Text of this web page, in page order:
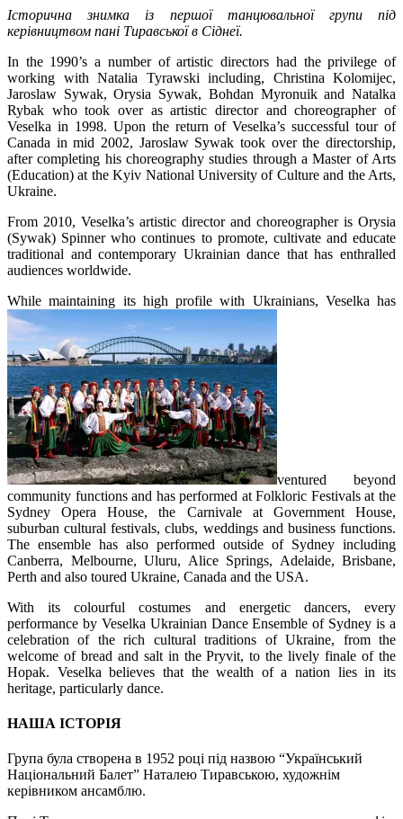
Iсторичнa знимкa із першої танцювальної групи під
керівництвом пані Тиравської в Сіднеї.
In the 1990’s a number of artistic directors had the privilege of
working with Natalia Tyrawski including, Christina Kolomijec,
Jaroslaw Sywak, Orysia Sywak, Bohdan Myronuik and Natalka
Rybak who took over as artistic director and choreographer of
Veselka in 1998. Upon the return of Veselka’s successful tour of
Canada in mid 2002, Jaroslaw Sywak took over the directorship,
after completing his choreography studies through a Master of Arts
(Education) at the Kyiv National University of Culture and the Arts,
Ukraine.
From 2010, Veselka’s artistic director and choreographer is Orysia
(Sywak) Spinner who continues to promote, cultivate and educate
traditional and contemporary Ukrainian dance that has enthralled
audiences worldwide.
While maintaining its high profile with Ukrainians, Veselka has
ventured beyond
community functions and has performed at Folkloric Festivals at the
Sydney Opera House, the Carnivale at Government House,
suburban cultural festivals, clubs, weddings and business functions.
The ensemble has also performed outside of Sydney including
Canberra, Melbourne, Uluru, Alice Springs, Adelaide, Brisbane,
Perth and also toured Ukraine, Canada and the USA.
With its colourful costumes and energetic dancers, every
performance by Veselka Ukrainian Dance Ensemble of Sydney is a
celebration of the rich cultural traditions of Ukraine, from the
welcome of bread and salt in the Pryvit, to the lively finale of the
Hopak. Veselka believes that the wealth of a nation lies in its
heritage, particularly dance.
НАША ІСТОРІЯ
Група була створена в 1952 році під назвою “Український
Національний Балет” Наталею Тиравською, художнім
керівником ансамблю.